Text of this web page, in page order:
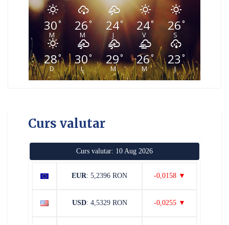
30°
M
26°
M
24°
J
24°
V
26°
S
28°
D
30°
L
29°
M
26°
M
23 °
J
Curs valutar
Curs valutar: 10 Aug 2026
EUR: 5,2396 RON -0,0158 ▼
USD: 4,5329 RON -0,0255 ▼